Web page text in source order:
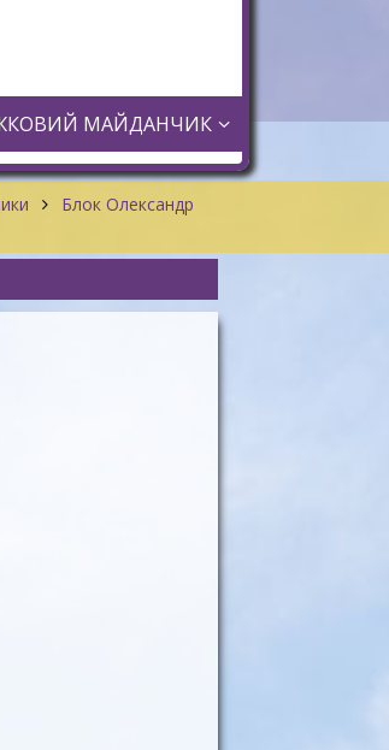
МАЙДАНЧИК
Блок Олександр